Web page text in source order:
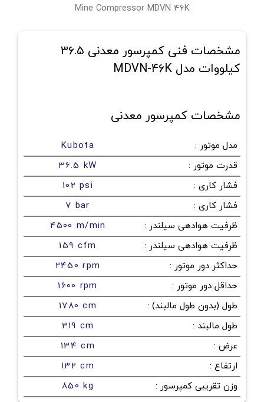
Mine Compressor MDVN 46K
مشخصات فنی کمپرسور معدنی 36.5
کیلووات مدل MDVN-46K
مشخصات کمپرسور معدنی
مدل موتور :
Kubota
قدرت موتور :
36.5 kW
فشار کاری :
102 psi
فشار کاری :
7 bar
ظرفیت هوادهی سیلندر :
4500 m/min
ظرفیت هوادهی سیلندر :
159 cfm
حداکثر دور موتور :
2450 rpm
حداقل دور موتور :
1600 rpm
طول (بدون طول مالبند) :
1780 cm
طول مالبند :
319 cm
عرض :
134 cm
ارتفاع :
132 cm
وزن تقریبی کمپرسور :
850 kg